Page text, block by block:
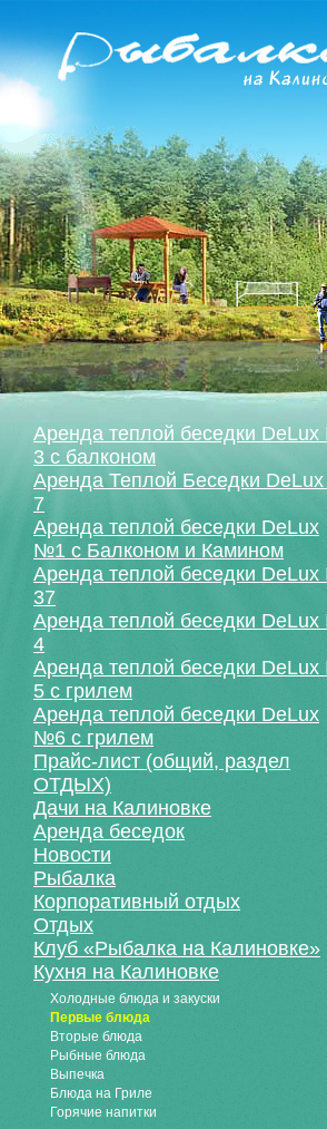
Аренда теплой беседки
3 с балконом
Аренда Теплой Беседки
7
Аренда теплой беседки DeLux
№1 с Балконом и Камином
Аренда теплой беседки
37
Аренда теплой беседки
4
Аренда теплой беседки
5 с грилем
Аренда теплой беседки DeLux
№6 с грилем
Прайс-лист (общий, раздел
ОТДЫХ)
Дачи на Калиновке
Аренда беседок
Новости
Рыбалка
Корпоративный отдых
Отдых
Клуб «Рыбалка на Калиновке»
Кухня на Калиновке
Холодные блюда и закуски
Первые блюда
Вторые блюда
Рыбные блюда
Выпечка
Блюда на Гриле
Горячие напитки